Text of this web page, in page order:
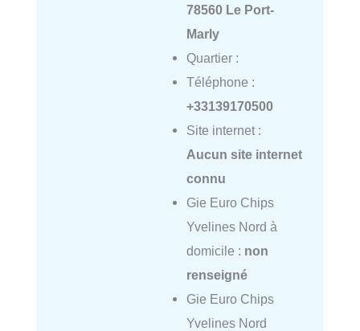
78560 Le Port-
Marly
Quartier :
Téléphone :
+33139170500
Site internet :
Aucun site internet
connu
Gie Euro Chips
Yvelines Nord à
domicile : non
renseigné
Gie Euro Chips
Yvelines Nord